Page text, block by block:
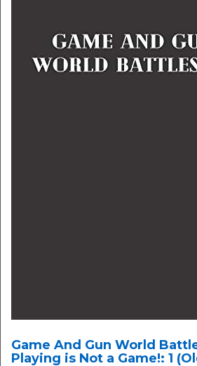
Game And Gun World
Playing is Not a Game!: 1